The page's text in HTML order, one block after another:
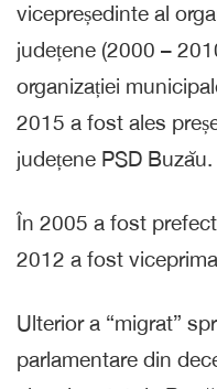
vicepreședinte al
județene (2000 –
organizației
2015 a fost ales
județene PSD Buzău.
În 2005 a fost
2012 a fost
Ulterior a “migrat”
parlamentare din